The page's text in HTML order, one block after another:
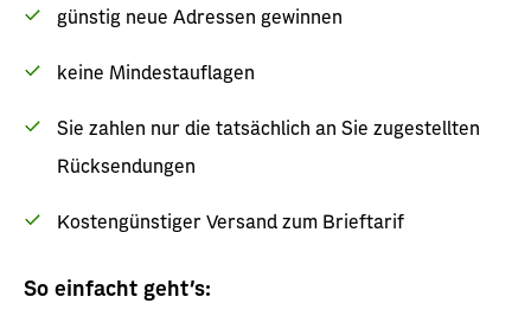
günstig neue Adressen gewinnen
keine Mindestauflagen
Sie zahlen nur die tatsächlich an Sie zugestellten
Rücksendungen
Kostengünstiger Versand zum Brieftarif
So einfacht geht`s: